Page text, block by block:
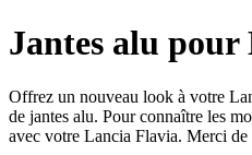
Jantes alu
Offrez un nouveau look à votre
de jantes alu. Pour connaître les
avec votre Lancia Flavia. Merci